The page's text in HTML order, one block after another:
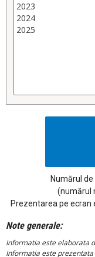
Numărul
(numărul
Prezentarea pe ecran
Note generale:
Informatia este elaborata
Informatia este